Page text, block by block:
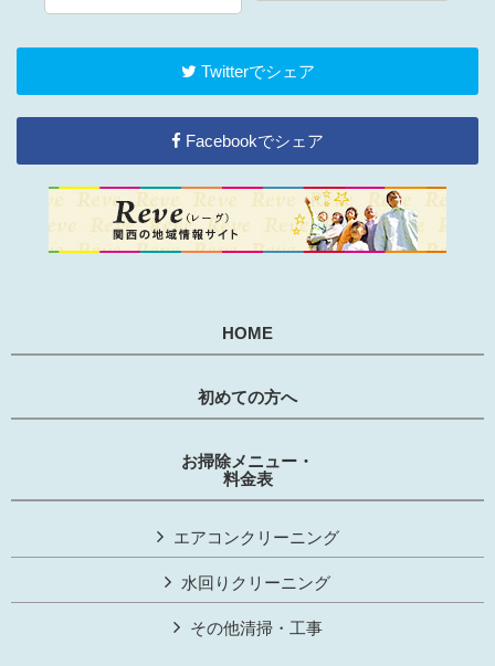
Twitterでシェア
Facebookでシェア
HOME
初めての方へ
お掃除メニュー・
料金表
エアコンクリーニング
水回りクリーニング
その他清掃・工事